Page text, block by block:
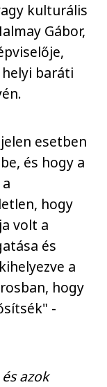
kulturális
Gábor,
baráti
esetben
és hogy a
hogy
volt a
és
a
hogy
-
azok